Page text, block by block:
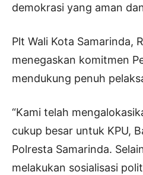
demokrasi yang aman
Plt Wali Kota Samarinda,
menegaskan komitmen
mendukung penuh
“Kami telah
cukup besar untuk KPU,
Polresta Samarinda.
melakukan sosialisasi